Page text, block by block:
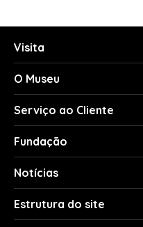
Visita
O Museu
Serviço ao Cliente
Fundação
Notícias
Estrutura do site